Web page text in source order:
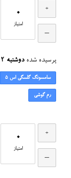
0
امتیاز
پرسیده شده دوشنبه ۲ تیر ۱۳۹۳
سامسونگ گلسگی اس ۵
رم گوشی
0
امتیاز